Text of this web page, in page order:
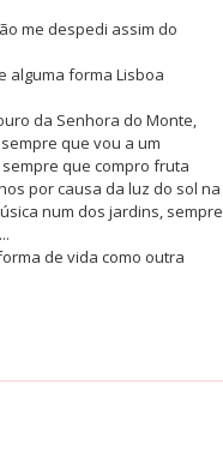
me despedi assim do
alguma forma Lisboa
da Senhora do Monte,
que vou a um
que compro fruta
por causa da luz do sol na
num dos jardins, sempre
de vida como outra